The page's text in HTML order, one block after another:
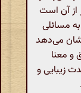
از آن است
مسائلی
می‌دهد
و معنا
زیبایی و